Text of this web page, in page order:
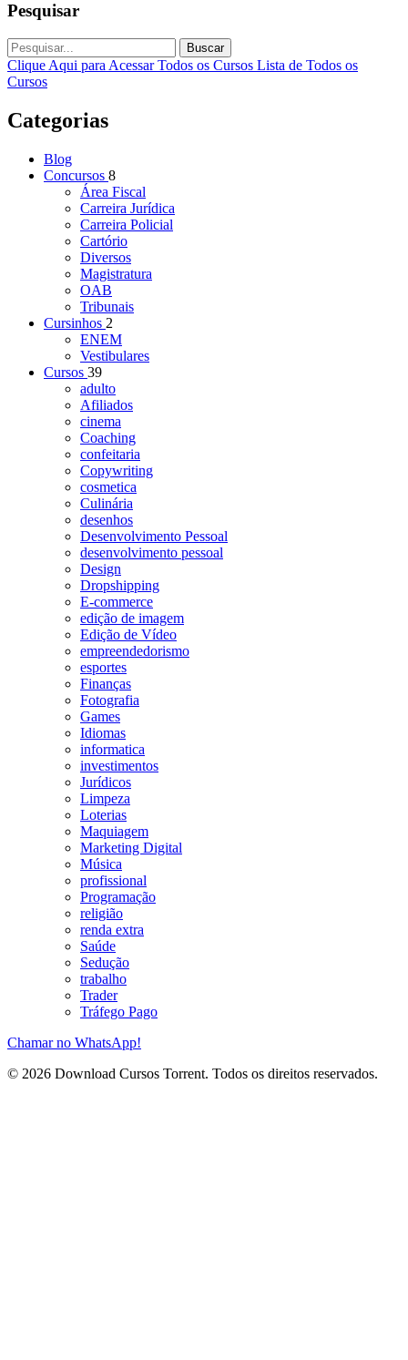
Pesquisar
Buscar
Clique Aqui para Acessar Todos os Cursos Lista de Todos os
Cursos
Categorias
Blog
Concursos 8
Área Fiscal
Carreira Jurídica
Carreira Policial
Cartório
Diversos
Magistratura
OAB
Tribunais
Cursinhos 2
ENEM
Vestibulares
Cursos 39
adulto
Afiliados
cinema
Coaching
confeitaria
Copywriting
cosmetica
Culinária
desenhos
Desenvolvimento Pessoal
desenvolvimento pessoal
Design
Dropshipping
E-commerce
edição de imagem
Edição de Vídeo
empreendedorismo
esportes
Finanças
Fotografia
Games
Idiomas
informatica
investimentos
Jurídicos
Limpeza
Loterias
Maquiagem
Marketing Digital
Música
profissional
Programação
religião
renda extra
Saúde
Sedução
trabalho
Trader
Tráfego Pago
Chamar no WhatsApp!
© 2026 Download Cursos Torrent. Todos os direitos reservados.